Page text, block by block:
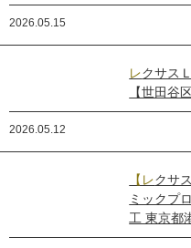
2026.05.15
レクサスＬＭ５００ｈ｜エンブレムカスタム
【世田谷
2026.05.12
【レクサス LM500h／Ceramic Pro ION】セラ
ミックプ
工 東京都